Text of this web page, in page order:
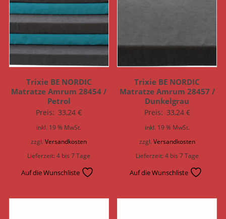
Trixie BE NORDIC
Matratze Amrum 28454 /
Petrol
Preis: 33,24€
inkl. 19 % MwSt.
zzgl.Versandkosten
Lieferzeit:4 bis 7 Tage
Auf die Wunschliste
Trixie BE NORDIC
Matratze Amrum 28457 /
Dunkelgrau
Preis: 33,24 €
inkl. 19 % MwSt.
zzgl. Versandkosten
Lieferzeit:4 bis 7 Tage
Auf die Wunschliste